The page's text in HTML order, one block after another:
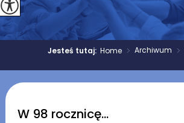
Jesteś tutaj:Home > Archiwum >
W 98 rocznicę…